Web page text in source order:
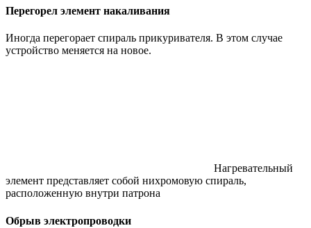
Перегорел элемент накаливания
Иногда перегорает спираль прикуривателя. В этом случае
устройство меняется на новое.
Нагревательный
элемент представляет собой нихромовую спираль,
расположенную внутри патрона
Обрыв электропроводки